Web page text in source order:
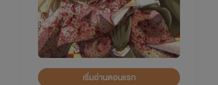
เริ่มอ่านตอนแรก